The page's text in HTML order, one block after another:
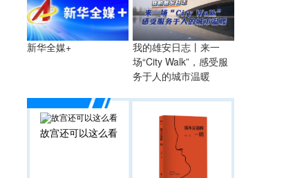
新华全媒+
我的雄安日志丨来一
场“City Walk”，感受服
务于人的城市温暖
故宫还可以这么看